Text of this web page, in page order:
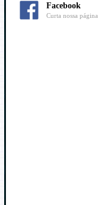
Facebook
Curta nossa página